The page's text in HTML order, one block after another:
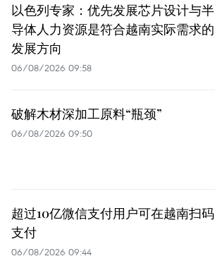
以色列专家：优先发展芯片设计与半
导体人力资源是符合越南实际需求的
发展方向
06/08/2026 09:58
破解木材深加工原料“瓶颈”
06/08/2026 09:50
超过10亿微信支付用户可在越南扫码
支付
06/08/2026 09:44